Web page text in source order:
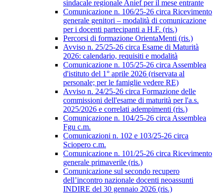
sindacale regionale Anief per il mese entrante
Comunicazione n. 106/25-26 circa Ricevimento
generale genitori – modalità di comunicazione
per i docenti partecipanti a H.F. (ris.)
Percorsi di formazione OrientaMenti (ris.)
Avviso n. 25/25-26 circa Esame di Maturità
2026: calendario, requisiti e modalità
Comunicazione n. 105/25-26 circa Assemblea
d'istituto del 1° aprile 2026 (riservata al
personale; per le famiglie vedere RE)
Avviso n. 24/25-26 circa Formazione delle
commissioni dell'esame di maturità per l'a.s.
2025/2026 e correlati adempimenti (ris.)
Comunicazione n. 104/25-26 circa Assemblea
Fgu c.m.
Comunicazioni n. 102 e 103/25-26 circa
Sciopero c.m.
Comunicazione n. 101/25-26 circa Ricevimento
generale primaverile (ris.)
Comunicazione sul secondo recupero
dell’incontro nazionale docenti neoassunti
INDIRE del 30 gennaio 2026 (ris.)